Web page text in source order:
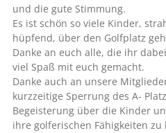
und die gute Stimmung.
Es ist schön so viele Kinder,
hüpfend, über den Golfplatz
Danke an euch alle, die ihr
viel Spaß mit euch gemacht.
Danke auch an unsere
kurzzeitige Sperrung des A-
Begeisterung über die Kinder
ihre golferischen Fähigkeiten zu